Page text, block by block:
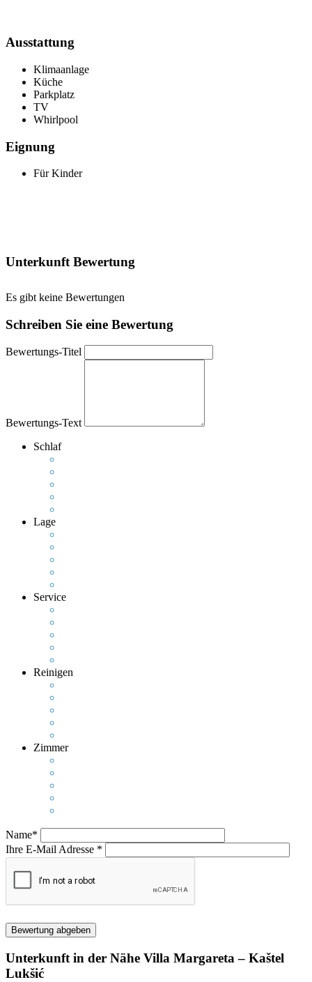
Ausstattung
Klimaanlage
Küche
Parkplatz
TV
Whirlpool
Eignung
Für Kinder
Unterkunft Bewertung
Es gibt keine Bewertungen
Schreiben Sie eine Bewertung
Bewertungs-Titel
Bewertungs-Text
Schlaf
Lage
Service
Reinigen
Zimmer
Name*
Ihre E-Mail Adresse *
Unterkunft in der Nähe Villa Margareta – Kaštel
Lukšić